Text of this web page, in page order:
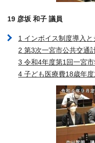
19 彦坂 和子 議員
1 インボイス制度導入
2 第3次一宮市公共交通
3 令和4年度第1回一宮
4 子ども医療費18歳年